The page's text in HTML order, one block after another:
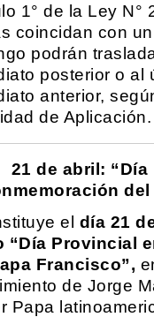
1° de la Ley N°
coincidan con
podrán
posterior o al
anterior,
de Aplicación.
21 de abril:
el día 21
“Día Provincial
Francisco”,
de Jorge
Papa